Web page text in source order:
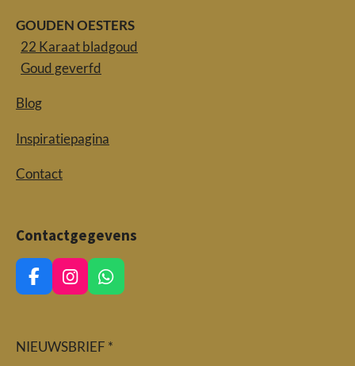
GOUDEN OESTERS
22 Karaat bladgoud
Goud geverfd
Blog
Inspiratiepagina
Contact
Contactgegevens
F
a
b
I
n
a
W
h
s
NIEUWSBRIEF *